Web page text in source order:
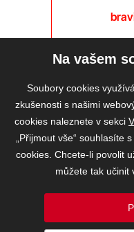
Na vašem
Soubory cookies
zkušenosti s našimi
cookies naleznete v sekci
„Přijmout vše“ souhlasíte
cookies. Chcete-li povolit
můžete tak učinit